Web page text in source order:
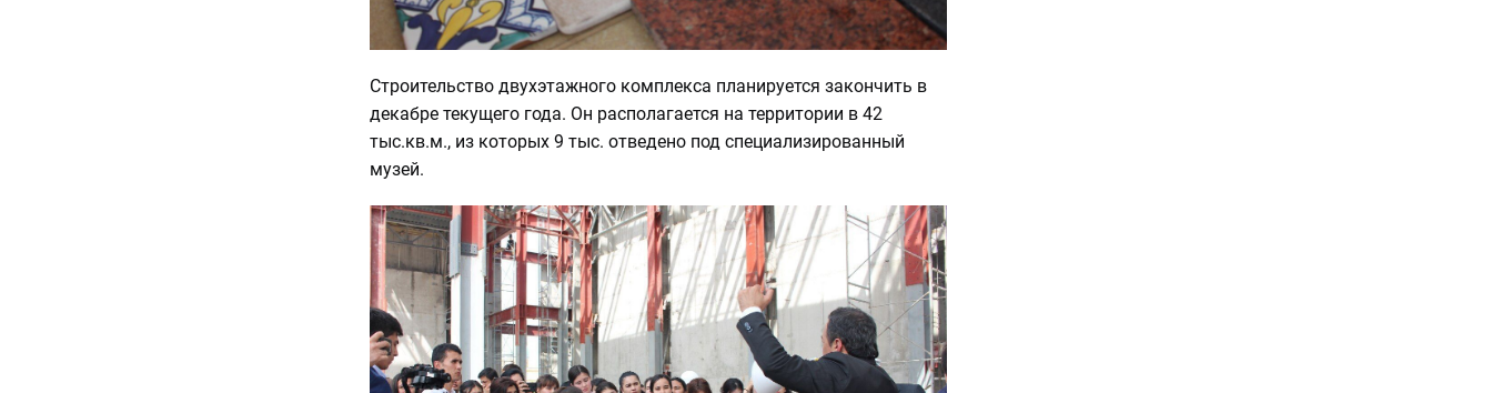
Строительство двухэтажного комплекса планируется закончить в
декабре текущего года. Он располагается на территории в 42
тыс.кв.м., из которых 9 тыс. отведено под специализированный
музей.